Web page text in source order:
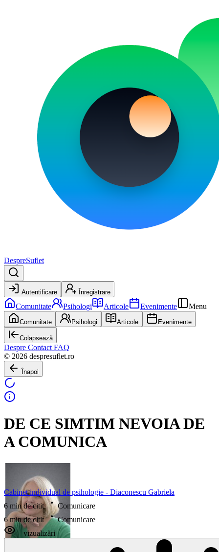
DespreSuflet
Autentificare Înregistrare
Comunitate Psihologi Articole Evenimente Menu
Comunitate Psihologi Articole Evenimente
Colapsează
Despre Contact FAQ
© 2026 despresuflet.ro
Înapoi
DE CE SIMTIM NEVOIA DE
A COMUNICA
Cabinet individual de psihologie - Diaconescu Gabriela
6 min de citit
Comunicare
6 min de citit
Comunicare
vizualizări